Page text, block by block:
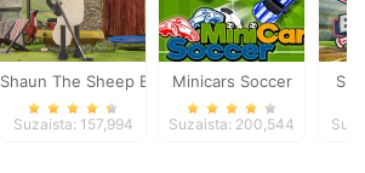
Shaun The Sheep Baahmy Golf
Suzaista: 157,994
Minicars Soccer
Suzaista: 200,544